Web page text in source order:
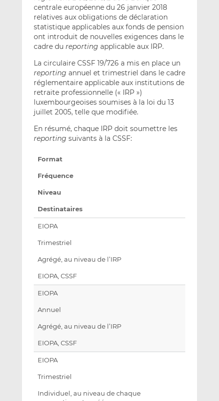
centrale européenne du 26 janvier 2018
relatives aux obligations de déclaration
statistique applicables aux fonds de pension
ont introduit de nouvelles exigences dans le
cadre du reporting applicable aux IRP.
La circulaire CSSF 19/726 a mis en place un
reporting annuel et trimestriel dans le cadre
réglementaire applicable aux institutions de
retraite professionnelle (« IRP »)
luxembourgeoises soumises à la loi du 13
juillet 2005, telle que modifiée.
En résumé, chaque IRP doit soumettre les
reporting suivants à la CSSF:
Format
Fréquence
Niveau
Destinataires
EIOPA
Trimestriel
Agrégé, au niveau de l’IRP
EIOPA, CSSF
EIOPA
Annuel
Agrégé, au niveau de l’IRP
EIOPA, CSSF
EIOPA
Trimestriel
Individuel, au niveau de chaque